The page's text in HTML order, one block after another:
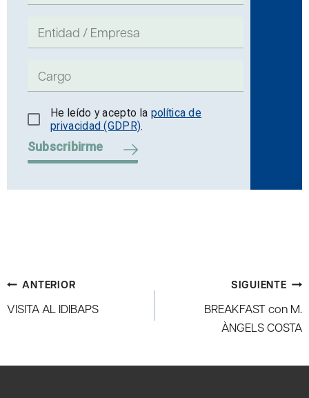
He leído y acepto la política de
privacidad (GDPR).
Subscribirme
Navegación
de
ANTERIOR
VISITA AL IDIBAPS
SIGUIENTE
BREAKFAST con M.
ÀNGELS COSTA